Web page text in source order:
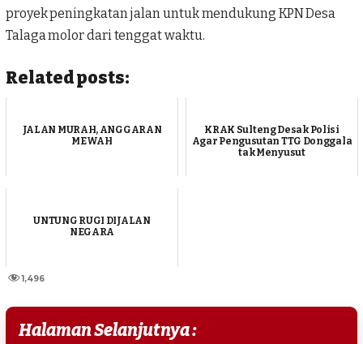
proyek peningkatan jalan untuk mendukung KPN Desa
Talaga molor dari tenggat waktu.
Related posts:
JALAN MURAH, ANGGARAN
MEWAH
KRAK Sulteng Desak Polisi
Agar Pengusutan TTG Donggala
tak Menyusut
UNTUNG RUGI DIJALAN
NEGARA
1,496
Halaman Selanjutnya :